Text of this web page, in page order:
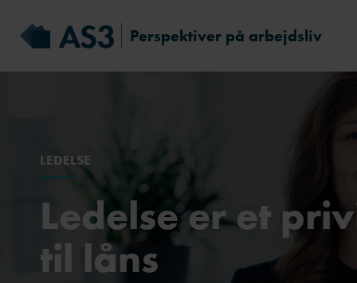
Perspektiver på arbejdsliv
LEDELSE
Ledelse er et
til låns